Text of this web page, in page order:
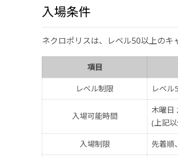
入場条件
ネクロポリスは、レベル50以上のキ
項目
レベル制限 レベル
入場可能時間
木曜日
(上記
入場制限 先着順